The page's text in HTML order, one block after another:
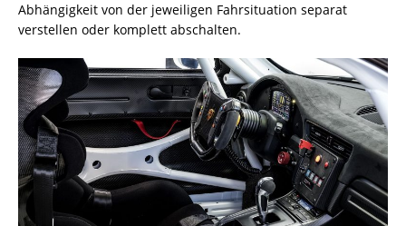
Abhängigkeit von der jeweiligen Fahrsituation separat
verstellen oder komplett abschalten.